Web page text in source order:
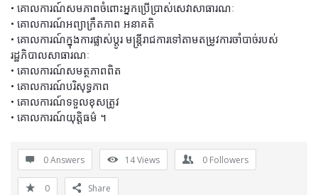
• គោលការណ៍សមភាពចំពោះអ្នកប្រើប្រាស់សេវាសាធារណៈ
• គោលការណ៍អព្យាក្រឹតភាព អនាគតិ
• គោលការណ៍ក្នុងការផ្លាស់ប្ដូរ មន្ដ្រីរាជការទៅតាមតម្រូវការចាំបាច់របស់
រដ្ឋភិបាលសាធារណៈ
• គោលការណ៍សមត្ថភាពពិត
• គោលការណ៍បរិសុទ្ធភាព
• គោលការណ៍ទទួលខុសត្រូវ
• គោលការណ៍យុត្តិធម៌ ។
0 Answers 14Views 0 Followers
0 Share